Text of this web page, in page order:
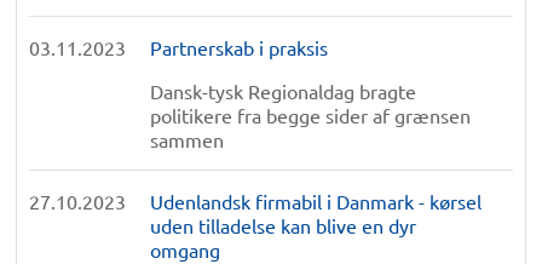
03.11.2023
Partnerskab i praksis
Dansk-tysk Regionaldag bragte
politikere fra begge sider af grænsen
sammen
27.10.2023
Udenlandsk firmabil i Danmark - kørsel
uden tilladelse kan blive en dyr
omgang